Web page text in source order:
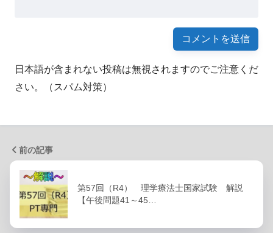
日本語が含まれない投稿は無視されますのでご注意くだ
さい。（スパム対策）
前の記事
第57回（R4） 理学療法士国家試験 解説
【午後問題41～45…